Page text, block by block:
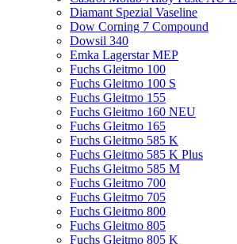
Diamant Spezial Vaseline
Dow Corning 7 Compound
Dowsil 340
Emka Lagerstar MEP
Fuchs Gleitmo 100
Fuchs Gleitmo 100 S
Fuchs Gleitmo 155
Fuchs Gleitmo 160 NEU
Fuchs Gleitmo 165
Fuchs Gleitmo 585 K
Fuchs Gleitmo 585 K Plus
Fuchs Gleitmo 585 M
Fuchs Gleitmo 700
Fuchs Gleitmo 705
Fuchs Gleitmo 800
Fuchs Gleitmo 805
Fuchs Gleitmo 805 K